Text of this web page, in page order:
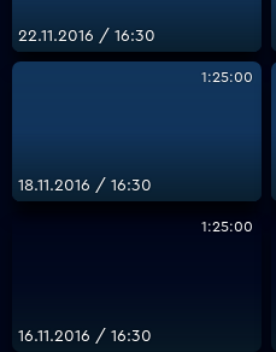
22.11.2016 / 16:30
1:25:00
18.11.2016 / 16:30
1:25:00
16.11.2016 / 16:30